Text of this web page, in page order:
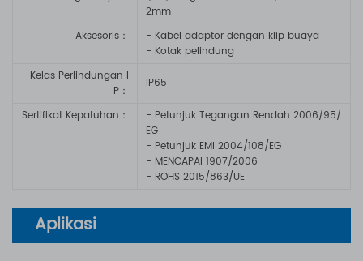
2mm
Aksesoris ：
- Kabel adaptor dengan klip buaya
- Kotak pelindung
Kelas Perlindungan I
P ：
IP65
Sertifikat Kepatuhan ：
- Petunjuk Tegangan Rendah 2006/95/
EG
- Petunjuk EMI 2004/108/EG
- MENCAPAI 1907/2006
- ROHS 2015/863/UE
Aplikasi